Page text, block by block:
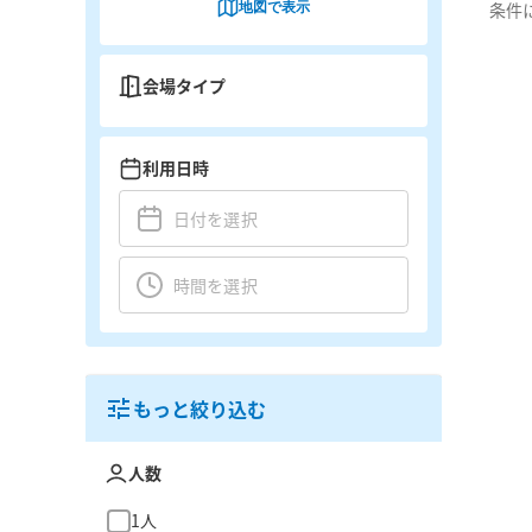
条件
地図で表示
会場タイプ
利用日時
もっと絞り込む
人数
1人